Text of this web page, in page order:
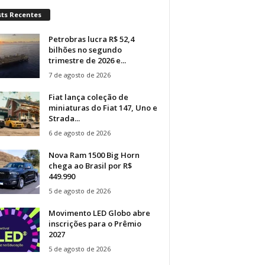
Recentes
Petrobras lucra R$ 52,4
bilhões no segundo
trimestre de 2026 e...
7 de agosto de 2026
Fiat lança coleção de
miniaturas do Fiat 147, Uno e
Strada...
6 de agosto de 2026
Nova Ram 1500 Big Horn
chega ao Brasil por R$
449.990
5 de agosto de 2026
Movimento LED Globo abre
inscrições para o Prêmio
2027
5 de agosto de 2026